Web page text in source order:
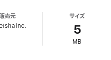
売元
Inc.
サイズ
5
MB